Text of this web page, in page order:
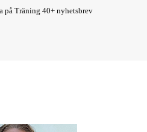
på Träning 40+ nyhetsbrev